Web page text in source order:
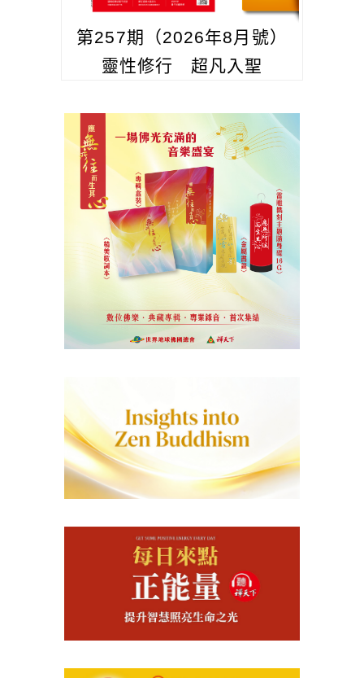
第257期（2026年8月號）
靈性修行 超凡入聖